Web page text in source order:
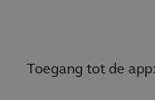
Toegang tot de app: